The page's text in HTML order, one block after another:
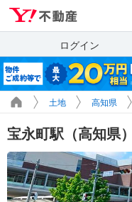
ログイン
土地 高知県
宝永町駅（高知県